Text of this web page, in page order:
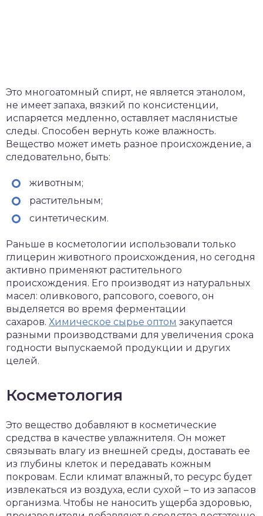
Это многоатомный спирт, не является этанолом,
не имеет запаха, вязкий по консистенции,
испаряется медленно, оставляет маслянистые
следы. Способен вернуть коже влажность.
Вещество может иметь разное происхождение, а
следовательно, быть:
животным;
растительным;
синтетическим.
Раньше в косметологии использовали только
глицерин животного происхождения, но сегодня
активно применяют растительного
происхождения. Его производят из натуральных
масел: оливкового, рапсового, соевого, он
выделяется во время ферментации
сахаров. Химическое сырье оптом закупается
разными производствами для увеличения срока
годности выпускаемой продукции и других
целей.
Косметология
Это вещество добавляют в косметические
средства в качестве увлажнителя. Он может
связывать влагу из внешней среды, доставать ее
из глубины клеток и передавать кожным
покровам. Если климат влажный, то ресурс будет
извлекаться из воздуха, если сухой – то из запасов
организма. Чтобы не наносить ущерба здоровью,